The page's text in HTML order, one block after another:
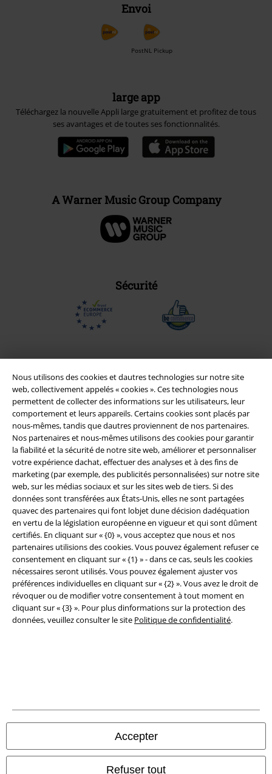
Nous utilisons des cookies et dautres technologies sur notre site
web, collectivement appelés « cookies ». Ces technologies nous
permettent de collecter des informations sur les utilisateurs, leur
comportement et leurs appareils. Certains cookies sont placés par
nous-mêmes, tandis que dautres proviennent de nos partenaires.
Nos partenaires et nous-mêmes utilisons des cookies pour garantir
la fiabilité et la sécurité de notre site web, améliorer et personnaliser
votre expérience dachat, effectuer des analyses et à des fins de
marketing (par exemple, des publicités personnalisées) sur notre site
web, sur les médias sociaux et sur les sites web de tiers. Si des
données sont transférées aux États-Unis, elles ne sont partagées
quavec des partenaires qui font lobjet dune décision dadéquation
en vertu de la législation européenne en vigueur et qui sont dûment
certifiés. En cliquant sur « {0} », vous acceptez que nous et nos
partenaires utilisions des cookies. Vous pouvez également refuser ce
consentement en cliquant sur « {1} » - dans ce cas, seuls les cookies
nécessaires seront utilisés. Vous pouvez également ajuster vos
préférences individuelles en cliquant sur « {2} ». Vous avez le droit de
révoquer ou de modifier votre consentement à tout moment en
cliquant sur « {3} ». Pour plus dinformations sur la protection des
données, veuillez consulter le site Politique de confidentialité.
Accepter
Refuser tout
Envoi
PostNL Pickup
large app
Téléchargez la nouvelle Appli large gratuitement et profitez de tous
ses avantages et de toutes ses fonctionnalités.
A Warner Music Group Company
Sécurité
Légal
Conditions générales
Éditeur
Clauses de confidentialité
Élimination des déchets et protection de l'environnement
Déclaration de Conformité
Informations sur l'accessibilité